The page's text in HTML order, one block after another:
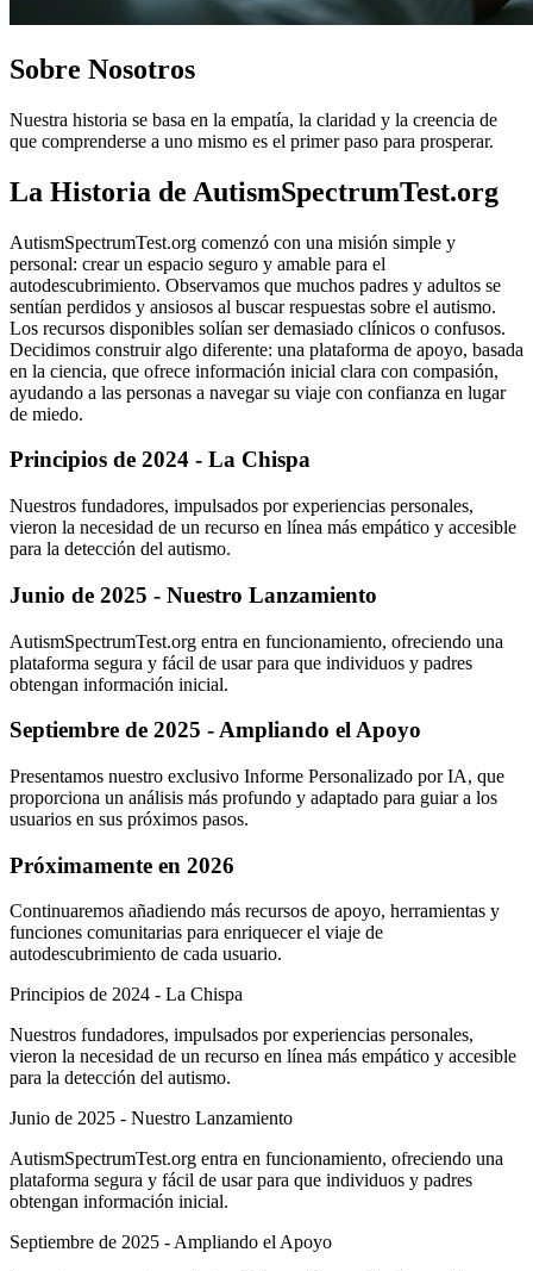
Sobre Nosotros
Nuestra historia se basa en la empatía, la claridad y la creencia de
que comprenderse a uno mismo es el primer paso para prosperar.
La Historia de AutismSpectrumTest.org
AutismSpectrumTest.org comenzó con una misión simple y
personal: crear un espacio seguro y amable para el
autodescubrimiento. Observamos que muchos padres y adultos se
sentían perdidos y ansiosos al buscar respuestas sobre el autismo.
Los recursos disponibles solían ser demasiado clínicos o confusos.
Decidimos construir algo diferente: una plataforma de apoyo, basada
en la ciencia, que ofrece información inicial clara con compasión,
ayudando a las personas a navegar su viaje con confianza en lugar
de miedo.
Principios de 2024 - La Chispa
Nuestros fundadores, impulsados por experiencias personales,
vieron la necesidad de un recurso en línea más empático y accesible
para la detección del autismo.
Junio de 2025 - Nuestro Lanzamiento
AutismSpectrumTest.org entra en funcionamiento, ofreciendo una
plataforma segura y fácil de usar para que individuos y padres
obtengan información inicial.
Septiembre de 2025 - Ampliando el Apoyo
Presentamos nuestro exclusivo Informe Personalizado por IA, que
proporciona un análisis más profundo y adaptado para guiar a los
usuarios en sus próximos pasos.
Próximamente en 2026
Continuaremos añadiendo más recursos de apoyo, herramientas y
funciones comunitarias para enriquecer el viaje de
autodescubrimiento de cada usuario.
Principios de 2024 - La Chispa
Nuestros fundadores, impulsados por experiencias personales,
vieron la necesidad de un recurso en línea más empático y accesible
para la detección del autismo.
Junio de 2025 - Nuestro Lanzamiento
AutismSpectrumTest.org entra en funcionamiento, ofreciendo una
plataforma segura y fácil de usar para que individuos y padres
obtengan información inicial.
Septiembre de 2025 - Ampliando el Apoyo